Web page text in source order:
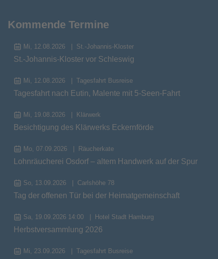
Kommende Termine
Mi, 12.08.2026 St.-Johannis-Kloster
St.-Johannis-Kloster vor Schleswig
Mi, 12.08.2026 Tagesfahrt Busreise
Tagesfahrt nach Eutin, Malente mit 5-Seen-Fahrt
Mi, 19.08.2026 Klärwerk
Besichtigung des Klärwerks Eckernförde
Mo, 07.09.2026 Räucherkate
Lohnräucherei Osdorf – altem Handwerk auf der Spur
So, 13.09.2026 Carlshöhe 78
Tag der offenen Tür bei der Heimatgemeinschaft
Sa, 19.09.2026 14:00 Hotel Stadt Hamburg
Herbstversammlung 2026
Mi, 23.09.2026 Tagesfahrt Busreise